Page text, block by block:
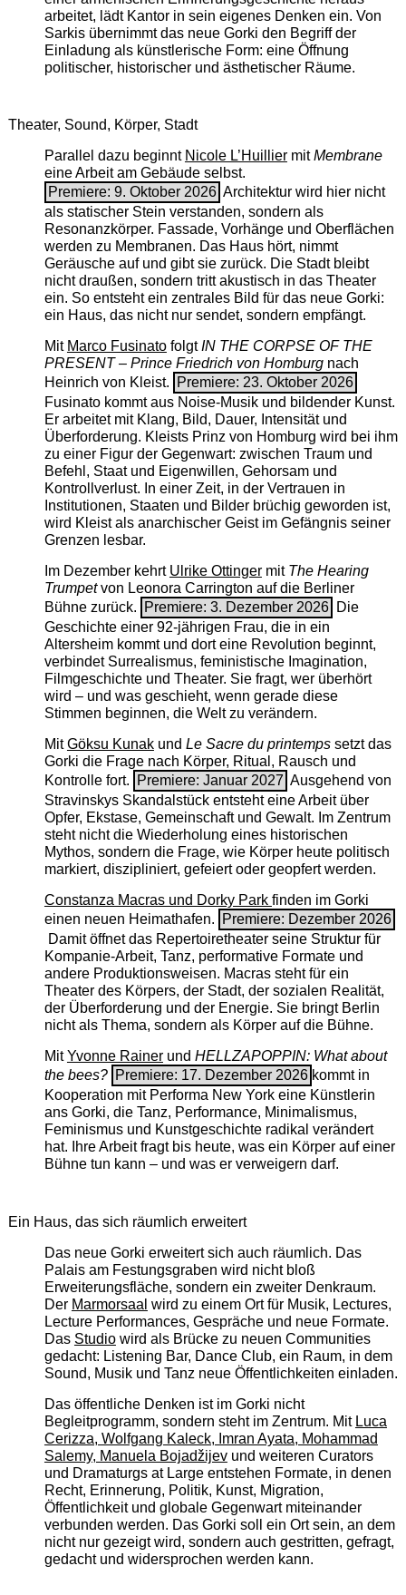
arbeitet, lädt Kantor in sein eigenes Denken ein. Von
Sarkis übernimmt das neue Gorki den Begriff der
Einladung als künstlerische Form: eine Öffnung
politischer, historischer und ästhetischer Räume.
Theater, Sound, Körper, Stadt
Parallel dazu beginnt Nicole L’Huilliermit ­Membrane
eine Arbeit am Gebäude selbst.
Premiere: 9. Oktober 2026 Architektur wird hier nicht
als statischer Stein verstanden, sondern als
Resonanzkörper. Fassade, Vorhänge und Oberflächen
werden zu Membranen. Das Haus hört, nimmt
Geräusche auf und gibt sie zurück. Die Stadt bleibt
nicht draußen, sondern tritt akustisch in das Theater
ein. So entsteht ein zentrales Bild für das neue Gorki:
ein Haus, das nicht nur sendet, sondern empfängt.
Mit Marco FusinatofolgtIN THE CORPSE OF THE
PRESENT – Prince Friedrich von Homburgnach
Heinrich von Kleist.
Premiere: 23. Oktober 2026
Fusinato kommt aus Noise-Musik und bildender Kunst.
Er arbeitet mit Klang, Bild, Dauer, Intensität und
Überforderung. Kleists Prinz von Homburg wird bei ihm
zu einer Figur der Gegenwart: zwischen Traum und
Befehl, Staat und Eigenwillen, Gehorsam und
Kontrollverlust. In einer Zeit, in der Vertrauen in
Institutionen, Staaten und Bilder brüchig geworden ist,
wird Kleist als anarchischer Geist im Gefängnis seiner
Grenzen lesbar.
Im Dezember kehrt Ulrike Ottingermit The ­Hearing
Trumpetvon Leonora Carrington auf die Berliner
Bühne zurück.
Premiere: 3. Dezember 2026 Die
Geschichte einer 92-jährigen Frau, die in ein
Altersheim kommt und dort eine Revolution beginnt,
verbindet Surrealismus, feministische Imagination,
Filmgeschichte und Theater. Sie fragt, wer überhört
wird – und was geschieht, wenn gerade diese
Stimmen beginnen, die Welt zu verändern.
MitGöksu Kunakund Le Sacre du printempssetzt das
Gorki die Frage nach Körper, Ritual, Rausch und
Kontrolle fort.
Premiere: Januar 2027 Ausgehend von
Stravinskys Skandalstück entsteht eine Arbeit über
Opfer, Ekstase, Gemeinschaft und Gewalt. Im Zentrum
steht nicht die Wiederholung eines historischen
Mythos, sondern die Frage, wie Körper heute politisch
markiert, diszipliniert, gefeiert oder geopfert werden.
Constanza Macras und Dorky Park finden im Gorki
einen neuen Heimathafen.
Premiere: Dezember 2026
Damit öffnet das Repertoiretheater seine Struktur für
Kompanie-Arbeit, Tanz, performative Formate und
andere Produktionsweisen. Macras steht für ein
Theater des Körpers, der Stadt, der sozialen Realität,
der Überforderung und der Energie. Sie bringt Berlin
nicht als Thema, sondern als Körper auf die Bühne.
MitYvonne Rainerund HELLZAPOPPIN: What about
the bees? Premiere: 17. Dezember 2026 kommt in
Kooperation mit Performa New York eine Künstlerin
ans Gorki, die Tanz, Performance, Minimalismus,
Feminismus und Kunstgeschichte radikal verändert
hat. Ihre Arbeit fragt bis heute, was ein Körper auf einer
Bühne tun kann – und was er verweigern darf.
Ein Haus, das sich räumlich erweitert
Das neue Gorki erweitert sich auch räumlich. Das
Palais am Festungsgraben wird nicht bloß
Erweiterungsfläche, sondern ein zweiter Denkraum.
Der Marmorsaal wird zu einem Ort für Musik, Lectures,
Lecture Performances, Gespräche und neue Formate.
Das Studiowird als Brücke zu neuen Communities
gedacht: Listening Bar, Dance Club, ein Raum, in dem
Sound, Musik und Tanz neue Öffentlichkeiten einladen.
Das öffentliche Denken ist im Gorki nicht
Begleitprogramm, sondern steht im Zentrum. Mit Luca
Cerizza, Wolfgang Kaleck, Imran Ayata, Mohammad
Salemy, Manuela Bojadžijevund weiteren Curators
und Dramaturgs at Large entstehen Formate, in denen
Recht, Erinnerung, Politik, Kunst, Migration,
Öffentlichkeit und globale Gegenwart miteinander
verbunden werden. Das Gorki soll ein Ort sein, an dem
nicht nur gezeigt wird, sondern auch gestritten, gefragt,
gedacht und widersprochen werden kann.